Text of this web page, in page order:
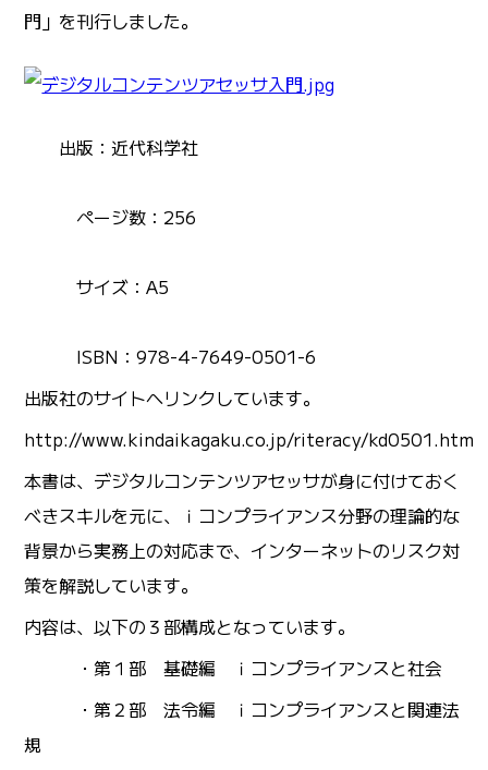
門」を刊行しました。
出版：近代科学社
ページ数：256
サイズ：A5
ISBN：978-4-7649-0501-6
出版社のサイトへリンクしています。
http://www.kindaikagaku.co.jp/riteracy/kd0501.htm
本書は、デジタルコンテンツアセッサが身に付けておく
べきスキルを元に、ｉコンプライアンス分野の理論的な
背景から実務上の対応まで、インターネットのリスク対
策を解説しています。
内容は、以下の３部構成となっています。
・第１部 基礎編 ｉコンプライアンスと社会
・第２部 法令編 ｉコンプライアンスと関連法
規